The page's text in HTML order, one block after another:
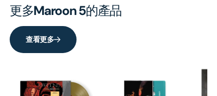
更多Maroon 5的產品
查看更多